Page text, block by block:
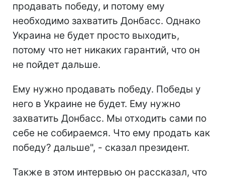
продавать победу, и потому ему
необходимо захватить Донбасс. Однако
Украина не будет просто выходить,
потому что нет никаких гарантий, что он
не пойдет дальше.
Ему нужно продавать победу. Победы у
него в Украине не будет. Ему нужно
захватить Донбасс. Мы отходить сами по
себе не собираемся. Что ему продать как
победу? дальше", - сказал президент.
Также в этом интервью он рассказал, что